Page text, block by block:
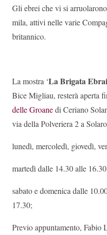
Gli ebrei che vi si
mila, attivi nelle varie
britannico.
La mostra ‘La Brigata
Bice Migliau, resterà aperta
delle Groanedi Ceriano
via della Polveriera 2 a
lunedì, mercoledì, giovedì,
martedì dalle 14.30 alle
sabato e domenica dalle
17.30;
Previo appuntamento, Fabio